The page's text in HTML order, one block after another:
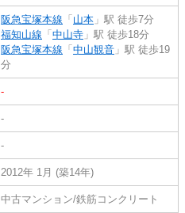
阪急宝塚本線 「 山本 」駅 徒歩7分
福知山線 「 中山寺 」駅 徒歩18分
阪急宝塚本線 「 中山観音 」駅 徒歩19
分
-
-
-
2012年 1月 (築14年)
中古マンション/鉄筋コンクリート